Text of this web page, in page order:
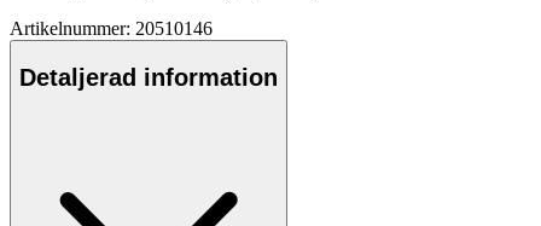
Artikelnummer: 20510146
Detaljerad information